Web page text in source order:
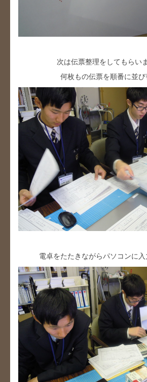
次は伝票整理をしてもらい
何枚もの伝票を順番に並び
電卓をたたきながらパソコンに入